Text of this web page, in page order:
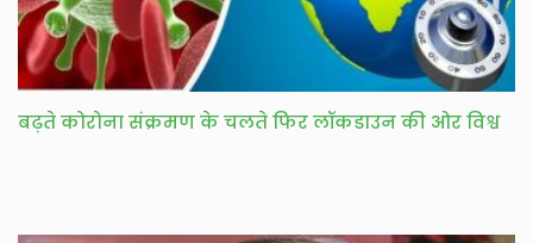
बढ़ते कोरोना संक्रमण के चलते फिर लॉकडाउन की ओर विश्व